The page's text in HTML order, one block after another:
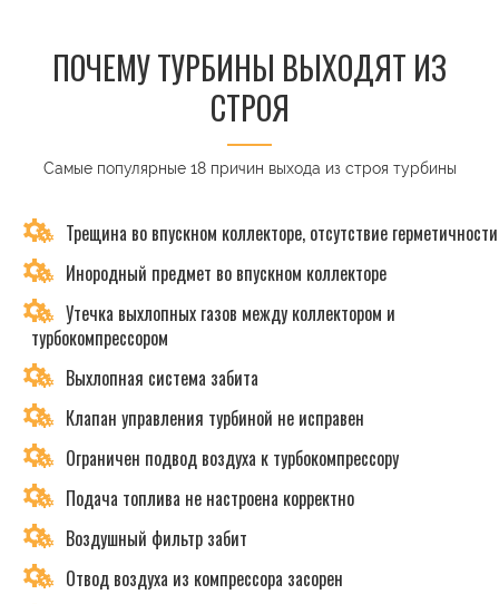
ПОЧЕМУ ТУРБИНЫ ВЫХОДЯТ ИЗ
СТРОЯ
Самые популярные 18 причин выхода из строя турбины
Трещина во впускном коллекторе, отсутствие герметичности
Инородный предмет во впускном коллекторе
Утечка выхлопных газов между коллектором и
турбокомпрессором
Выхлопная система забита
Клапан управления турбиной не исправен
Ограничен подвод воздуха к турбокомпрессору
Подача топлива не настроена корректно
Воздушный фильтр забит
Отвод воздуха из компрессора засорен